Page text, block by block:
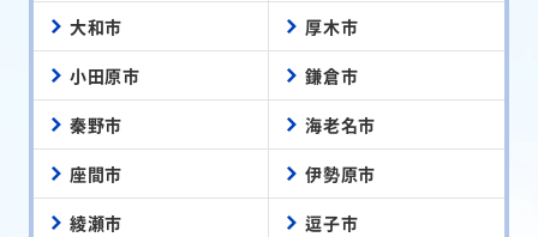
大和市 厚木市
小田原市 鎌倉市
秦野市 海老名市
座間市 伊勢原市
綾瀬市 逗子市